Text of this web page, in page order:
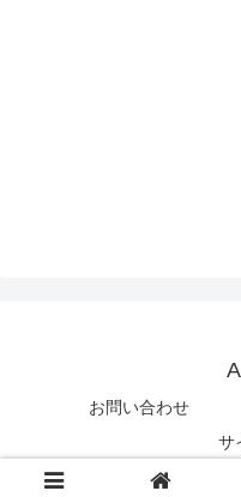
お問い合わせ
サ
©